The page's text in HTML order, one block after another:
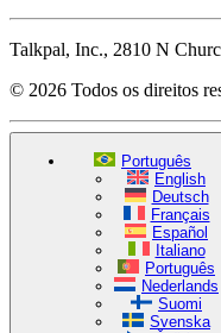
Talkpal, Inc., 2810 N
© 2026 Todos os direitos
Português
English
Deutsch
Français
Español
Italiano
Português
Nederlands
Suomi
Svenska